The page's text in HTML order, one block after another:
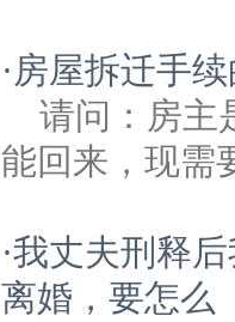
· 房屋拆迁手
请问：房主
能回来，现需
·我丈夫刑释
离婚，要怎么